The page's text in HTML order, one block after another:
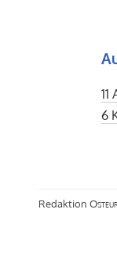
11
6
Redaktion